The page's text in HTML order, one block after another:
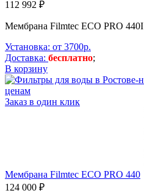
112 992 ₽
Мембрана Filmtec ECO PRO 440I
Установка: от 3700р.
Доставка: бесплатно;
В корзину
Заказ в один клик
Мембрана Filmtec ECO PRO 440
124 000 ₽